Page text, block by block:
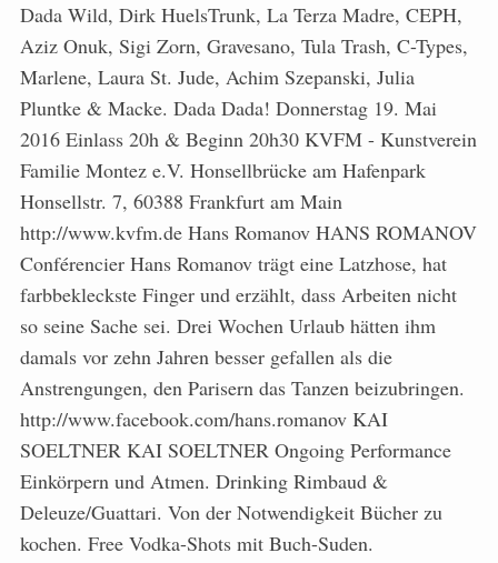
Dada Wild, Dirk HuelsTrunk, La Terza Madre, CEPH,
Aziz Onuk, Sigi Zorn, Gravesano, Tula Trash, C-Types,
Marlene, Laura St. Jude, Achim Szepanski, Julia
Pluntke & Macke. Dada Dada! Donnerstag 19. Mai
2016 Einlass 20h & Beginn 20h30 KVFM - Kunstverein
Familie Montez e.V. Honsellbrücke am Hafenpark
Honsellstr. 7, 60388 Frankfurt am Main
http://www.kvfm.de Hans Romanov HANS ROMANOV
Conférencier Hans Romanov trägt eine Latzhose, hat
farbbekleckste Finger und erzählt, dass Arbeiten nicht
so seine Sache sei. Drei Wochen Urlaub hätten ihm
damals vor zehn Jahren besser gefallen als die
Anstrengungen, den Parisern das Tanzen beizubringen.
http://www.facebook.com/hans.romanov KAI
SOELTNER KAI SOELTNER Ongoing Performance
Einkörpern und Atmen. Drinking Rimbaud &
Deleuze/Guattari. Von der Notwendigkeit Bücher zu
kochen. Free Vodka-Shots mit Buch-Suden.